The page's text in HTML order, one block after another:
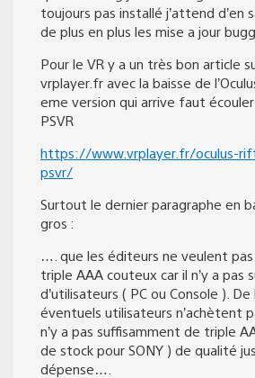
toujours pas installé j’attend d’en
de plus en plus les mise a jour
Pour le VR y a un très bon article
vrplayer.fr avec la baisse de
eme version qui arrive faut
PSVR
https://www.vrplayer.fr/oculus-
psvr/
Surtout le dernier paragraphe en
gros :
…. que les éditeurs ne veulent
triple AAA couteux car il n’y a pas
d’utilisateurs ( PC ou Console ).
éventuels utilisateurs n’achètent
n’y a pas suffisamment de triple
de stock pour SONY ) de qualité
dépense….